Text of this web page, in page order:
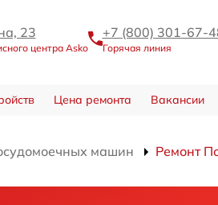
23
центра Asko
+7 (800) 301-67-
Горячая линия
Цена ремонта Вакансии
машин Ремонт